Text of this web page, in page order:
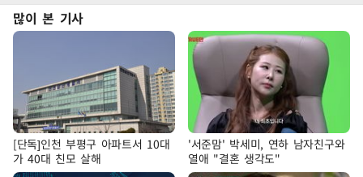
많이 본 기사
[단독]인천 부평구 아파트서 10대
가 40대 친모 살해
'서준맘' 박세미, 연하 남자친구와
열애 "결혼 생각도"